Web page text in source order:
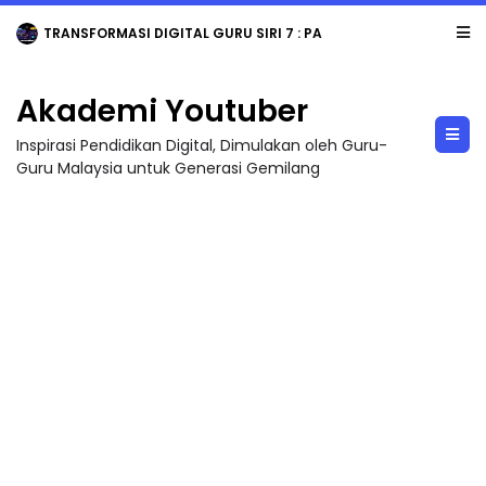
TRANSFORMASI DIGITAL GURU SIRI 7 : PAHLAWAN DIGITAL PENYELAMAT DUNIA
Akademi Youtuber
Inspirasi Pendidikan Digital, Dimulakan oleh Guru-
Guru Malaysia untuk Generasi Gemilang